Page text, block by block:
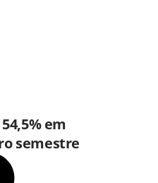
em
semestre